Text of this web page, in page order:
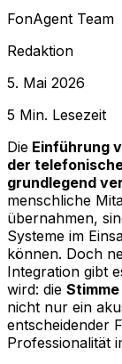
FonAgent Team
Redaktion
5. Mai 2026
5 Min. Lesezeit
Die Einführung
der
grundlegend
menschliche
übernahmen,
Systeme im
können. Doch
Integration gibt
wird: die
nicht nur ein
entscheidender
Professionalität